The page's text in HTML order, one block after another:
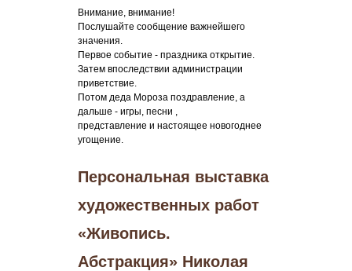
Внимание, внимание!
Послушайте сообщение важнейшего
значения.
Первое событие - праздника открытие.
Затем впоследствии администрации
приветствие.
Потом деда Мороза поздравление, а
дальше - игры, песни ,
представление и настоящее новогоднее
угощение.
Персональная выставка
художественных работ
«Живопись.
Абстракция» Николая